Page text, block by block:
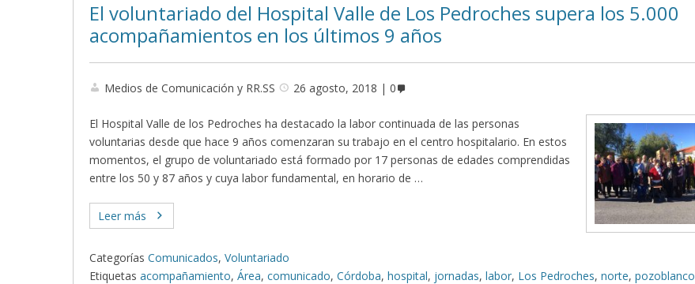
El voluntariado del Hospital Valle de Los Pedroches supera los 5.000
acompañamientos en los últimos 9 años
Medios de Comunicación y RR.SS 26 agosto, 2018 0
El Hospital Valle de los Pedroches ha destacado la labor continuada de las personas
voluntarias desde que hace 9 años comenzaran su trabajo en el centro hospitalario. En estos
momentos, el grupo de voluntariado está formado por 17 personas de edades comprendidas
entre los 50 y 87 años y cuya labor fundamental, en horario de …
Leer más
Categorías Comunicados, Voluntariado
Etiquetas acompañamiento, Área, comunicado, Córdoba, hospital, jornadas, labor, Los Pedroches, norte, pozoblanco